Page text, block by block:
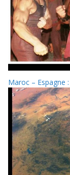
Maroc – Espagne